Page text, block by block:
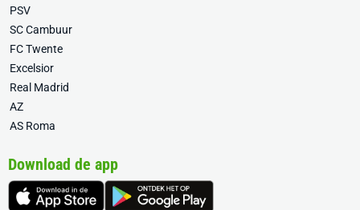
PSV
SC Cambuur
FC Twente
Excelsior
Real Madrid
AZ
AS Roma
Download de app